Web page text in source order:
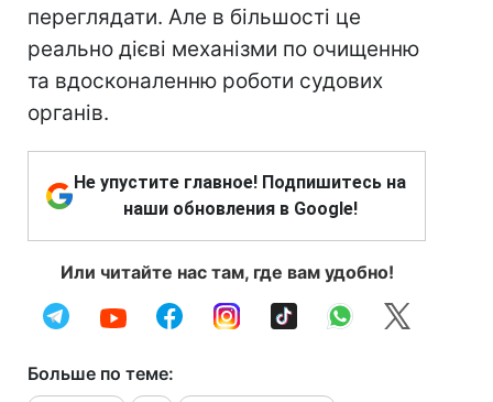
переглядати. Але в більшості це
реально дієві механізми по очищенню
та вдосконаленню роботи судових
органів.
Не упустите главное! Подпишитесь на
наши обновления в Google!
Или читайте нас там, где вам удобно!
Больше по теме: